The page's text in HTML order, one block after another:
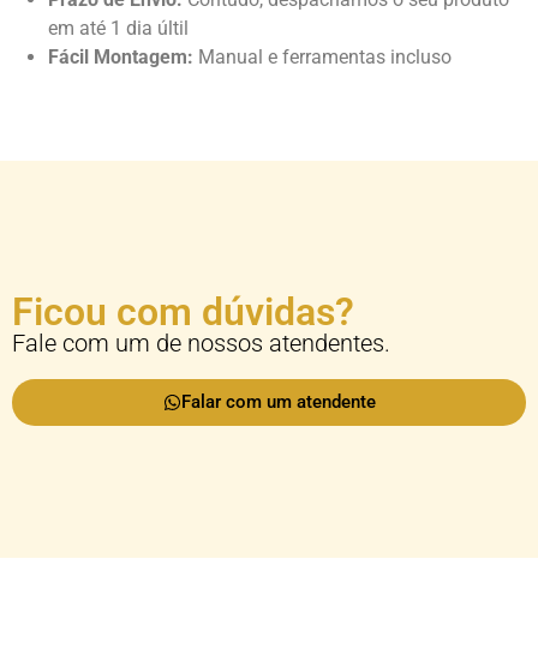
em até 1 dia últil
Fácil Montagem: Manual e ferramentas incluso
Ficou com dúvidas?
Fale com um de nossos atendentes.
Falar com um atendente